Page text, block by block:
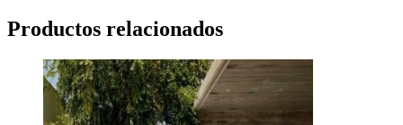
Productos relacionados